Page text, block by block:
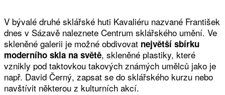
V bývalé druhé sklářské huti Kavaliéru nazvané František
dnes v Sázavě naleznete Centrum sklářského umění. Ve
skleněné galerii je možné obdivovat největší sbírku
moderního skla na světě, skleněné plastiky, které
vznikly pod taktovkou takových známých umělců jako je
např. David Černý, zapsat se do sklářského kurzu nebo
navštívit některou z kulturních akcí.